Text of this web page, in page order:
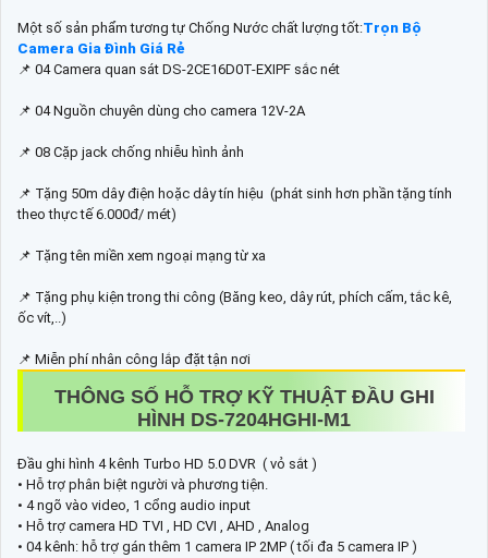
Một số sản phẩm tương tự Chống Nước chất lượng tốt:Trọn Bộ
Camera Gia Đình Giá Rẻ
📌 04 Camera quan sát DS-2CE16D0T-EXIPF sắc nét
📌 04 Nguồn chuyên dùng cho camera 12V-2A
📌 08 Cặp jack chống nhiễu hình ảnh
📌 Tặng 50m dây điện hoặc dây tín hiệu (phát sinh hơn phần tặng tính
theo thực tế 6.000đ/ mét)
📌 Tặng tên miền xem ngoại mạng từ xa
📌 Tặng phụ kiện trong thi công (Băng keo, dây rút, phích cấm, tắc kê,
ốc vít,..)
📌 Miễn phí nhân công lắp đặt tận nơi
THÔNG SỐ HỖ TRỢ KỸ THUẬT ĐẦU GHI
HÌNH DS-7204HGHI-M1
Đầu ghi hình 4 kênh Turbo HD 5.0 DVR ( vỏ sắt )
• Hỗ trợ phân biệt người và phương tiện.
• 4 ngõ vào video, 1 cổng audio input
• Hỗ trợ camera HD TVI , HD CVI , AHD , Analog
• 04 kênh: hỗ trợ gán thêm 1 camera IP 2MP ( tối đa 5 camera IP )